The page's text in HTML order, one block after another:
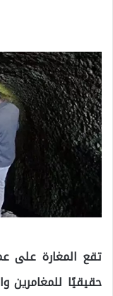
حقيقيًا للمغامرين